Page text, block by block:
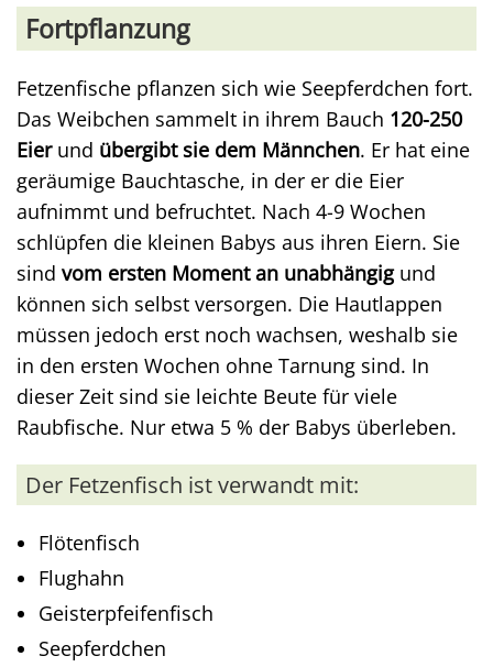
Fortpflanzung
Fetzenfische pflanzen sich wie Seepferdchen fort.
Das Weibchen sammelt in ihrem Bauch 120-250
Eierund übergibt sie dem Männchen. Er hat eine
geräumige Bauchtasche, in der er die Eier
aufnimmt und befruchtet. Nach 4-9 Wochen
schlüpfen die kleinen Babys aus ihren Eiern. Sie
sind vom ersten Moment an unabhängigund
können sich selbst versorgen. Die Hautlappen
müssen jedoch erst noch wachsen, weshalb sie
in den ersten Wochen ohne Tarnung sind. In
dieser Zeit sind sie leichte Beute für viele
Raubfische. Nur etwa 5 % der Babys überleben.
Der Fetzenfisch ist verwandt mit:
Flötenfisch
Flughahn
Geisterpfeifenfisch
Seepferdchen